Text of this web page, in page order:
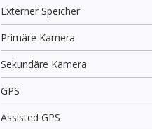
Externer Speicher
Primäre Kamera
Sekundäre Kamera
GPS
Assisted GPS